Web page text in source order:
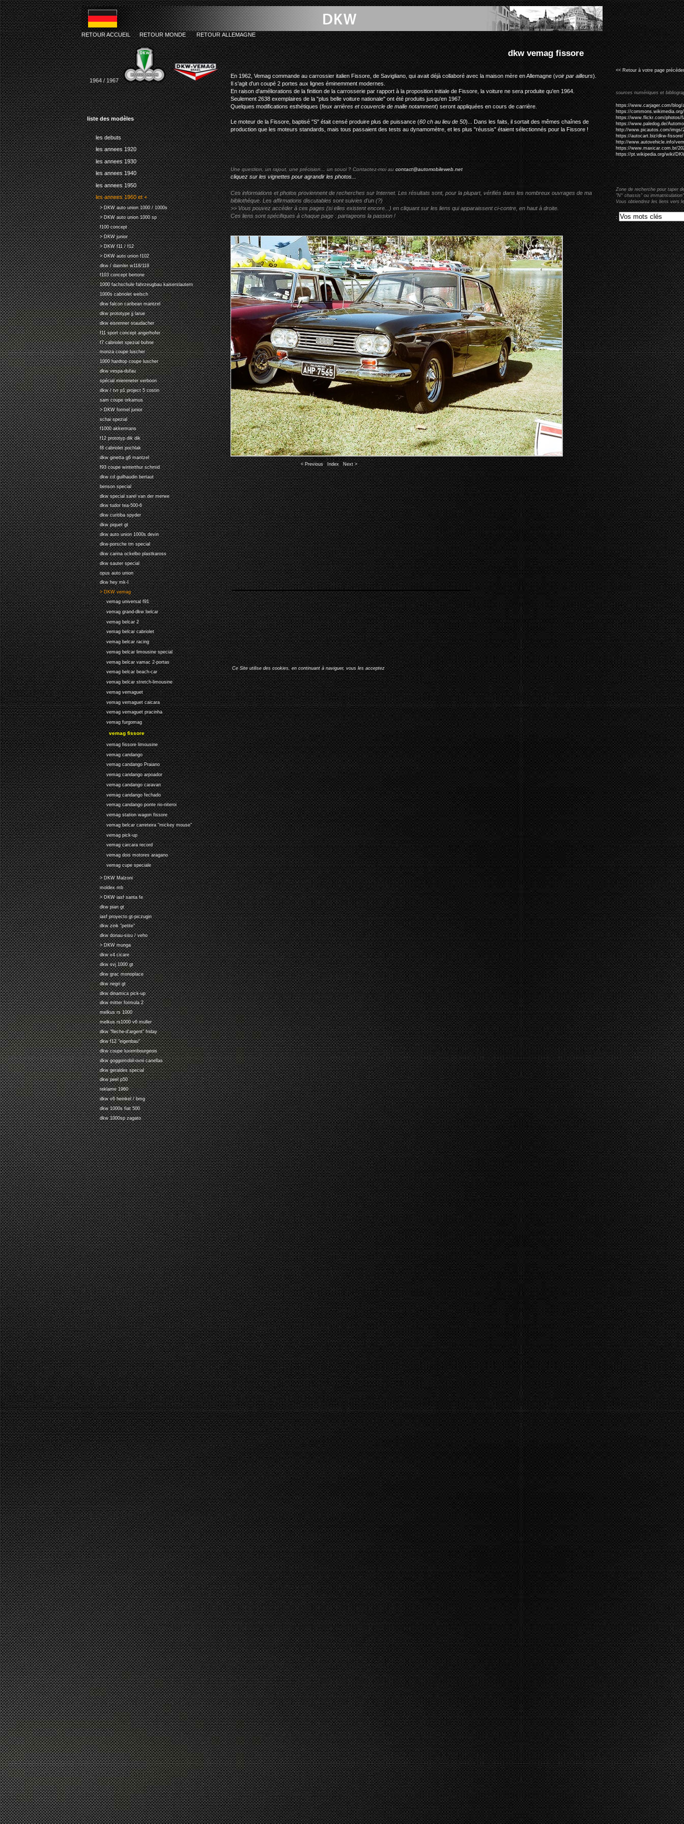
liste des modèles
les debuts
les annees 1920
les annees 1930
les annees 1940
les annees 1950
les annees 1960 et +
> DKW auto union 1000 / 1000s
> DKW auto union 1000 sp
f100 concept
> DKW junior
> DKW f11 / f12
> DKW auto union f102
dkw / daimler w118/119
f103 concept bertone
1000 fachschule fahrzeugbau kaiserslautern
1000s cabriolet welsch
dkw falcon caribean mantzel
dkw prototype jj larue
dkw eisrenner staudacher
f11 sport concept angerhofer
f7 cabriolet spezial buhne
monza coupe luscher
1000 hardtop coupe luscher
dkw vespa-dufau
spécial miereneter verboon
dkw / tvr p1 project 5 costin
sam coupe orkamus
> DKW formel junior
schai spezial
f1000 akkermans
f12 prototyp dik dik
f8 cabriolet pochlak
dkw ginetta g6 mantzel
f93 coupe winterthur schmid
dkw cd guilhaudin bertaut
benson special
dkw special sarel van der merwe
dkw tudor tea-500-6
dkw curitiba spyder
dkw piquet gt
dkw auto union 1000s devin
dkw-porsche tm special
dkw carina ockelbo plastkaross
dkw sauter special
opus auto union
dkw hey mk-I
> DKW vemag
vemag universal f91
vemag grand-dkw belcar
vemag belcar 2
vemag belcar cabriolet
vemag belcar racing
vemag belcar limousine special
vemag belcar vamac 2-portas
vemag belcar beach-car
vemag belcar stretch-limousine
vemag vemaguet
vemag vemaguet caicara
vemag vemaguet pracinha
vemag furgomag
vemag fissore
vemag fissore limousine
vemag candango
vemag candango Praiano
vemag candango arpoador
vemag candango caravan
vemag candango fechado
vemag candango ponte rio-niteroi
vemag station wagon fissore
vemag belcar carreteira "mickey mouse"
vemag pick-up
vemag carcara record
vemag dois motores aragano
vemag cupe speciale
> DKW Malzoni
moldex mb
> DKW iasf santa fe
dkw pian gt
iasf proyecto gt-piczugin
dkw zink "petite"
dkw donau-sisu / veho
> DKW munga
dkw v4 cicare
dkw svj 1000 gt
dkw grac monoplace
dkw negri gt
dkw dinamica pick-up
dkw mitter formula 2
melkus rs 1000
melkus rs1000 v6 muller
dkw "fleche-d'argent" friday
dkw f12 "eigenbau"
dkw coupe luxembourgeois
dkw goggomobil-ovni canellas
dkw geraldes special
dkw peel p50
reklame 1960
dkw v6 heinkel / bmg
dkw 1000s fiat 500
dkw 1000sp zagato
dkw vemag fissore
RETOUR ACCUEIL RETOUR MONDE RETOUR ALLEMAGNE
1964 / 1967
En 1962, Vemag commande au carrossier italien Fissore, de Savigliano, qui avait déjà collaboré avec la maison mère en Allemagne (voir par ailleurs).
Il s'agit d'un coupé 2 portes aux lignes éminemment modernes.
En raison d'améliorations de la finition de la carrosserie par rapport à la proposition initiale de Fissore, la voiture ne sera produite qu'en 1964.
Seulement 2638 exemplaires de la "plus belle voiture nationale" ont été produits jusqu'en 1967.
Quelques modifications esthétiques (feux arrières et couvercle de malle notamment) seront appliquées en cours de carrière.
Le moteur de la Fissore, baptisé "S" était censé produire plus de puissance (60 ch au lieu de 50)... Dans les faits, il sortait des mêmes chaînes de
production que les moteurs standards, mais tous passaient des tests au dynamomètre, et les plus "réussis" étaient sélectionnés pour la Fissore !
Une question, un rajout, une précision... un souci ? Contactez-moi aucontact@automobileweb.net
cliquez sur les vignettes pour agrandir les photos...
Ces informations et photos proviennent de recherches sur Internet. Les résultats sont, pour la plupart, vérifiés dans les nombreux ouvrages de ma
bibliothèque. Les affirmations discutables sont suivies d'un (?)
>> Vous pouvez accéder à ces pages (si elles existent encore...) en cliquant sur les liens qui apparaissent ci-contre, en haut à droite.
Ces liens sont spécifiques à chaque page : partageons la passion !
Image 17 of 27
< Previous| Index|Next >
Ce Site utilise des cookies, en continuant à naviguer, vous les acceptez
<< Retour à votre page
sources numériques et
https://www.carjager.com/blog/
https://
https://www.flickr.com/photos/
https://www.paledog.de/
http://www.picautos.com/imgs/
https://autocart.biz/dkw-fissore/
http://www.autovehicle.info/
https://www.maxicar.com.br/
https://pt.wikipedia.org/wiki/
Zone de recherche pour taper
"N° chassis" ou
Vous obtiendrez les liens vers
: